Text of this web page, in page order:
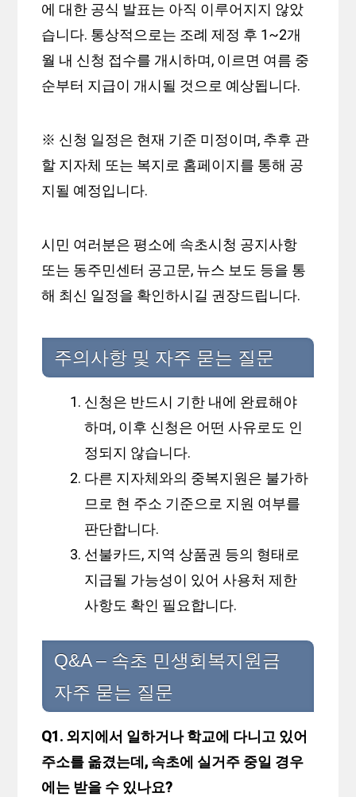
에 대한 공식 발표는 아직 이루어지지 않았
습니다. 통상적으로는 조례 제정 후 1~2개
월 내 신청 접수를 개시하며, 이르면 여름 중
순부터 지급이 개시될 것으로 예상됩니다.
※ 신청 일정은 현재 기준 미정이며, 추후 관
할 지자체 또는 복지로 홈페이지를 통해 공
지될 예정입니다.
시민 여러분은 평소에 속초시청 공지사항
또는 동주민센터 공고문, 뉴스 보도 등을 통
해 최신 일정을 확인하시길 권장드립니다.
주의사항 및 자주 묻는 질문
신청은 반드시 기한 내에 완료해야
하며, 이후 신청은 어떤 사유로도 인
정되지 않습니다.
다른 지자체와의 중복지원은 불가하
므로 현 주소 기준으로 지원 여부를
판단합니다.
선불카드, 지역 상품권 등의 형태로
지급될 가능성이 있어 사용처 제한
사항도 확인 필요합니다.
Q&A – 속초 민생회복지원금
자주 묻는 질문
Q1. 외지에서 일하거나 학교에 다니고 있어
주소를 옮겼는데, 속초에 실거주 중일 경우
에는 받을 수 있나요?